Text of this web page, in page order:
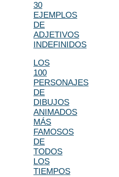
30
EJEMPLOS
DE
ADJETIVOS
INDEFINIDOS
LOS
100
PERSONAJES
DE
DIBUJOS
ANIMADOS
MÁS
FAMOSOS
DE
TODOS
LOS
TIEMPOS